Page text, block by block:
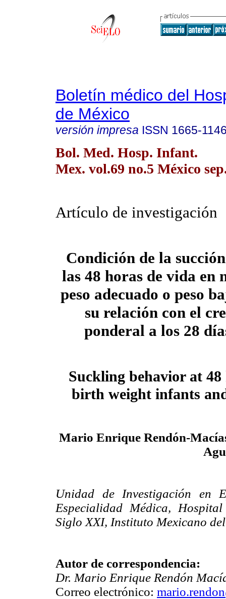
Boletín médico del
de México
versión impresa ISSN 1665-
Bol. Med. Hosp. Infant.
Mex. vol.69 no.5 México
Artículo de investigación
Condición de la
las 48 horas de vida en
peso adecuado o peso
su relación con el
ponderal a los 28
Suckling behavior at
birth weight infants
Mario Enrique Rendón-
Unidad de Investigación en
Especialidad Médica,
Siglo XXI, Instituto Mexicano
Autor de correspondencia:
Dr. Mario Enrique Rendón
Correo electrónico: